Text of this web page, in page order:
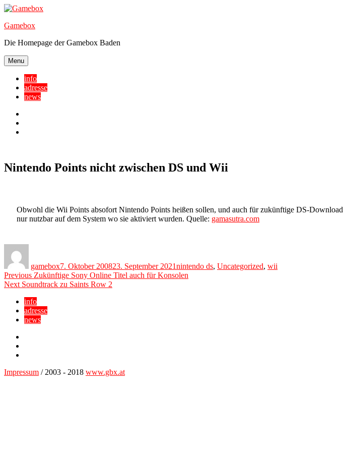
Skip
content
Gamebox
Die Homepage der Gamebox Baden
Menu
info
adresse
news
Nintendo Points nicht zwischen DS und Wii
Obwohl die Wii Points absofort Nintendo Points heißen sollen, und auch für zukünftige DS-
nur nutzbar auf dem System wo sie aktiviert wurden. Quelle: gamasutra.com
gamebox7. Oktober 200823. September 2021nintendo ds, Uncategorized, wii
Beitragsnavigation
Previous Previous
post:
Zukünftige Sony Online Titel auch für Konsolen
Next Next
Soundtrack zu Saints Row 2
info
adresse
news
Impressum / 2003 - 2018 www.gbx.at